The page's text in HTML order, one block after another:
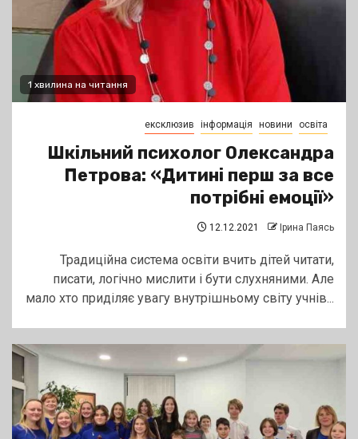
1 хвилина на читання
ексклюзив інформація новини освіта
Шкільний психолог Олександра
Петрова: «Дитині перш за все
потрібні емоції»
12.12.2021 Ірина Паясь
Традиційна система освіти вчить дітей читати,
писати, логічно мислити і бути слухняними. Але
мало хто приділяє увагу внутрішньому світу учнів...